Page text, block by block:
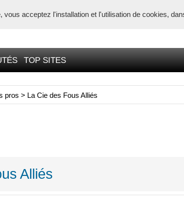
TOP SITES
pros > La Cie des Fous Alliés
Alliés
acceptez l'installation et l'utilisation de cookies,